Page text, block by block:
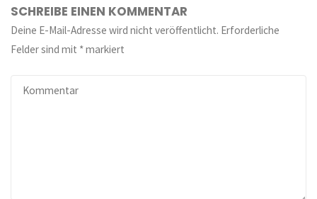
SCHREIBE EINEN KOMMENTAR
Deine E-Mail-Adresse wird nicht veröffentlicht. Erforderliche
Felder sind mit *markiert